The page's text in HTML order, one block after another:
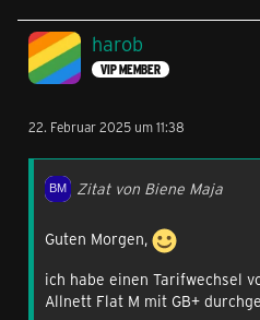
harob
VIP MEMBER
22. Februar 2025 um 11:38
Zitat von Biene Maja
Guten Morgen,
ich habe einen Tarifwechsel
Allnett Flat M mit GB+